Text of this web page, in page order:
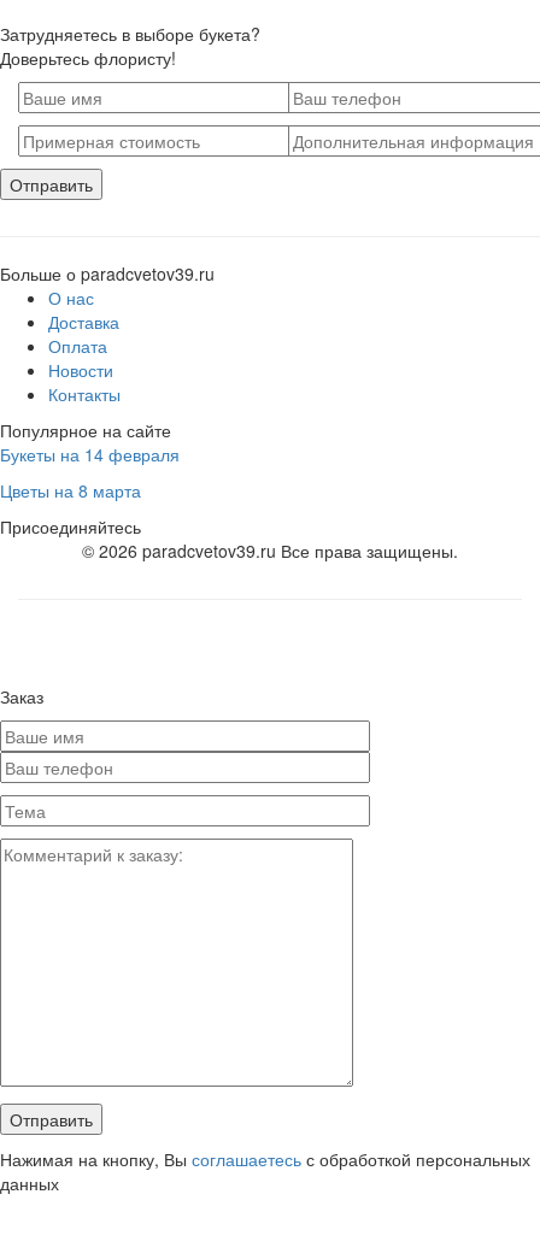
Затрудняетесь в выборе букета?
Доверьтесь флористу!
Больше о paradcvetov39.ru
О нас
Доставка
Оплата
Новости
Контакты
Популярное на сайте
Букеты на 14 февраля
Цветы на 8 марта
Присоединяйтесь
© 2026 paradcvetov39.ru Все права защищены.
Заказ
Нажимая на кнопку, Вы соглашаетесь с обработкой персональных
данных